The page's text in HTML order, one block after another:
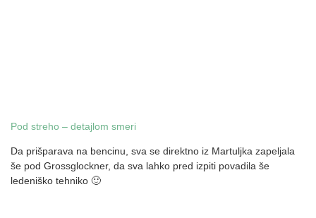
Pod streho – detajlom smeri
Da prišparava na bencinu, sva se direktno iz Martuljka zapeljala
še pod Grossglockner, da sva lahko pred izpiti povadila še
ledeniško tehniko 🙂